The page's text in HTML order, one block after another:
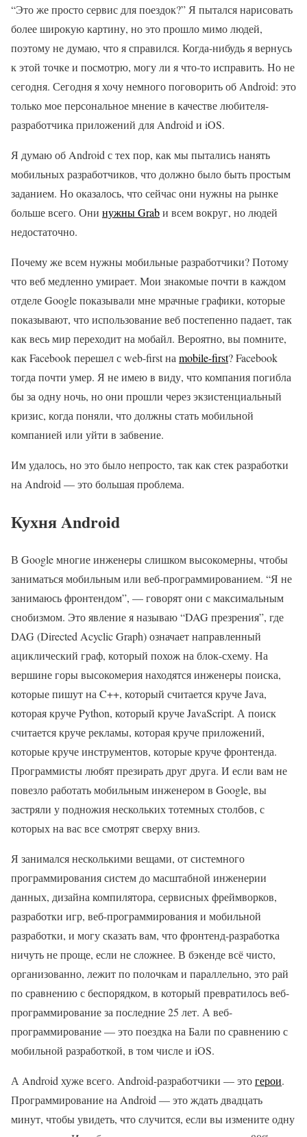
“Это же просто сервис для поездок?” Я пытался нарисовать
более широкую картину, но это прошло мимо людей,
поэтому не думаю, что я справился. Когда-нибудь я вернусь
к этой точке и посмотрю, могу ли я что-то исправить. Но не
сегодня. Сегодня я хочу немного поговорить об Android: это
только мое персональное мнение в качестве любителя-
разработчика приложений для Android и iOS.
Я думаю об Android с тех пор, как мы пытались нанять
мобильных разработчиков, что должно было быть простым
заданием. Но оказалось, что сейчас они нужны на рынке
больше всего. Они нужны Grabи всем вокруг, но людей
недостаточно.
Почему же всем нужны мобильные разработчики? Потому
что веб медленно умирает. Мои знакомые почти в каждом
отделе Google показывали мне мрачные графики, которые
показывают, что использование веб постепенно падает, так
как весь мир переходит на мобайл. Вероятно, вы помните,
как Facebook перешел с web-first наmobile-first? Facebook
тогда почти умер. Я не имею в виду, что компания погибла
бы за одну ночь, но они прошли через экзистенциальный
кризис, когда поняли, что должны стать мобильной
компанией или уйти в забвение.
Им удалось, но это было непросто, так как стек разработки
на Android — это большая проблема.
Кухня Android
В Google многие инженеры слишком высокомерны, чтобы
заниматься мобильным или веб-программированием. “Я не
занимаюсь фронтендом”, — говорят они с максимальным
снобизмом. Это явление я называю “DAG презрения”, где
DAG (Directed Acyclic Graph) означает направленный
ациклический граф, который похож на блок-схему. На
вершине горы высокомерия находятся инженеры поиска,
которые пишут на C++, который считается круче Java,
которая круче Python, который круче JavaScript. А поиск
считается круче рекламы, которая круче приложений,
которые круче инструментов, которые круче фронтенда.
Программисты любят презирать друг друга. И если вам не
повезло работать мобильным инженером в Google, вы
застряли у подножия нескольких тотемных столбов, с
которых на вас все смотрят сверху вниз.
Я занимался несколькими вещами, от системного
программирования систем до масштабной инженерии
данных, дизайна компилятора, сервисных фреймворков,
разработки игр, веб-программирования и мобильной
разработки, и могу сказать вам, что фронтенд-разработка
ничуть не проще, если не сложнее. В бэкенде всё чисто,
организованно, лежит по полочкам и параллельно, это рай
по сравнению с беспорядком, в который превратилось веб-
программирование за последние 25 лет. А веб-
программирование — это поездка на Бали по сравнению с
мобильной разработкой, в том числе и iOS.
А Android хуже всего. Android-разработчики — этогерои.
Программирование на Android — это ждать двадцать
минут, чтобы увидеть, что случится, если вы измените одну